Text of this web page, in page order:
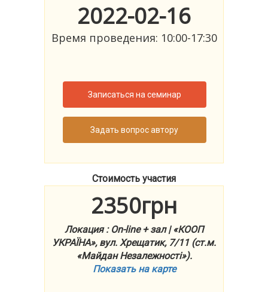
2022-02-16
Время проведения: 10:00-17:30
Записаться на семинар
Задать вопрос автору
Стоимость участия
2350грн
Локация : On-line + зал | «КООП
УКРАЇНА», вул. Хрещатик, 7/11 (ст.м.
«Майдан Незалежності»).
Показать на карте